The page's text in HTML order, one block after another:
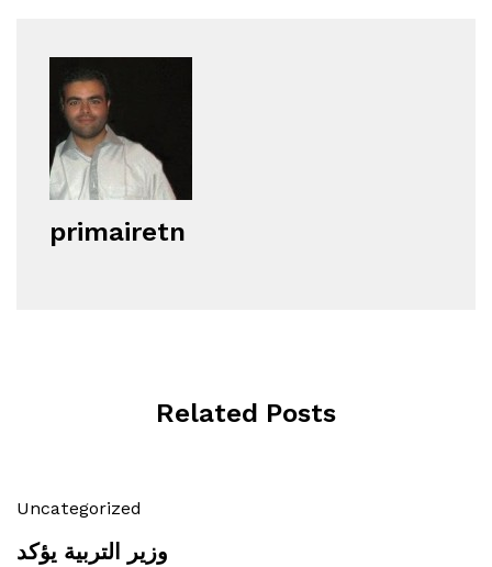
primairetn
Related Posts
Uncategorized
وزير التربية يؤكد